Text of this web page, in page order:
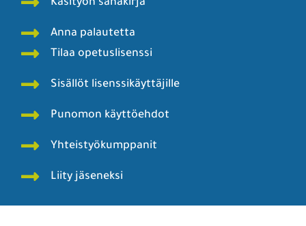
Käsityön sanakirja
Anna palautetta
Tilaa opetuslisenssi
Sisällöt lisenssikäyttäjille
Punomon käyttöehdot
Yhteistyökumppanit
Liity jäseneksi